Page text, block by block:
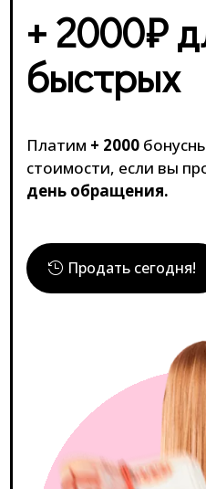
+ 2000₽
быстрых
Платим + 2000
стоимости, если вы
день обращения.
Продать сегодня!